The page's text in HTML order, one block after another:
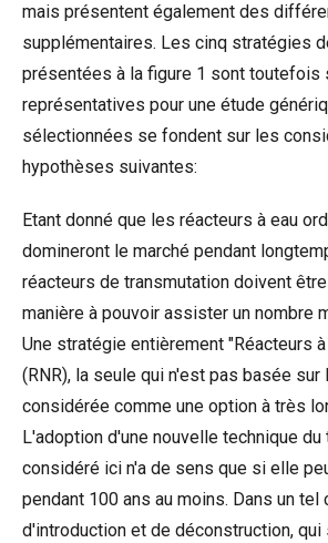
mais présentent également des
supplémentaires. Les cinq stratégies
présentées à la figure 1 sont toutefois
représentatives pour une étude
sélectionnées se fondent sur les
hypothèses suivantes:
Etant donné que les réacteurs à eau
domineront le marché pendant
réacteurs de transmutation doivent
manière à pouvoir assister un nombre
Une stratégie entièrement "Réacteurs
(RNR), la seule qui n'est pas basée sur
considérée comme une option à très
L'adoption d'une nouvelle technique
considéré ici n'a de sens que si elle
pendant 100 ans au moins. Dans un tel
d'introduction et de déconstruction, qui